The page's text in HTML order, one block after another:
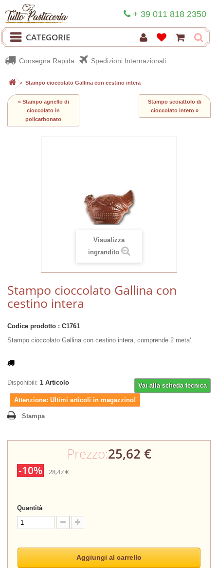
+ 39 011 818 2350
CATEGORIE
Consegna Rapida Spedizioni Internazionali
> Stampo cioccolato Gallina con cestino intera
« Stampo agnello di
cioccolato in
policarbonato
Stampo scoiattolo di
cioccolato intero »
Visualizza
ingrandito
Stampo cioccolato Gallina con
cestino intera
Codice prodotto : C1761
Stampo cioccolato Gallina con cestino intera, comprende 2 meta'.
Vai alla scheda tecnica
Disponibili: 1 Articolo
Attenzione: Ultimi articoli in magazzino!
Stampa
Prezzo:25,62 €
-10% 28,47 €
Quantità
Aggiungi al carrello